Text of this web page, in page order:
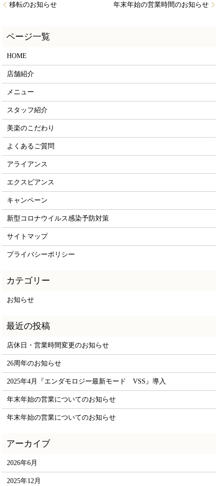
移転のお知らせ 年末年始の営業時間のお知らせ
HOME
店舗紹介
メニュー
スタッフ紹介
美楽のこだわり
よくあるご質問
アライアンス
エクスビアンス
キャンペーン
新型コロナウイルス感染予防対策
サイトマップ
プライバシーポリシー
お知らせ
店休日・営業時間変更のお知らせ
26周年のお知らせ
2025年4月『エンダモロジー最新モード VSS』導入
年末年始の営業についてのお知らせ
年末年始の営業についてのお知らせ
2026年6月
2025年12月